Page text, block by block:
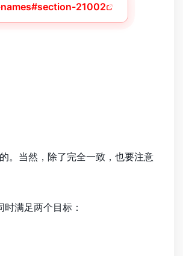
21002
。当然，除了完全一致，也要注意
满足两个目标：